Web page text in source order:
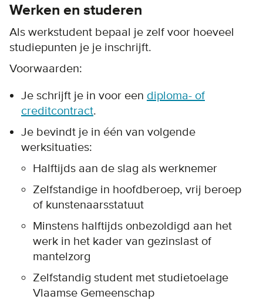
Werken en studeren
Als werkstudent bepaal je zelf voor hoeveel
studiepunten je je inschrijft.
Voorwaarden:
Je schrijft je in voor een diploma- of
creditcontract.
Je bevindt je in één van volgende
werksituaties:
Halftijds aan de slag als werknemer
Zelfstandige in hoofdberoep, vrij beroep
of kunstenaarsstatuut
Minstens halftijds onbezoldigd aan het
werk in het kader van gezinslast of
mantelzorg
Zelfstandig student met studietoelage
Vlaamse Gemeenschap